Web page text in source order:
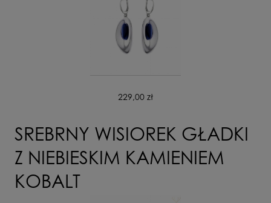
229,00 zł
SREBRNY WISIOREK GŁADKI
Z NIEBIESKIM KAMIENIEM
KOBALT